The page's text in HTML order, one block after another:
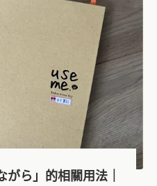
がら」的相關用法｜